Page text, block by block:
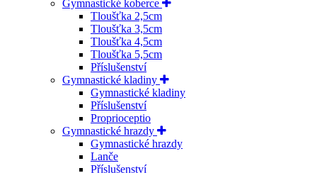
Gymnastické koberce
Tloušťka 2,5cm
Tloušťka 3,5cm
Tloušťka 4,5cm
Tloušťka 5,5cm
Příslušenství
Gymnastické kladiny
Gymnastické kladiny
Příslušenství
Proprioceptio
Gymnastické hrazdy
Gymnastické hrazdy
Lanče
Příslušenství